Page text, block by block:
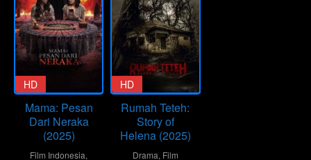
HD
Mama: Pesan
Dari Neraka
(2025)
Film Indonesia,
HD
Rumah Teteh:
Story of
Helena (2025)
Drama, Film